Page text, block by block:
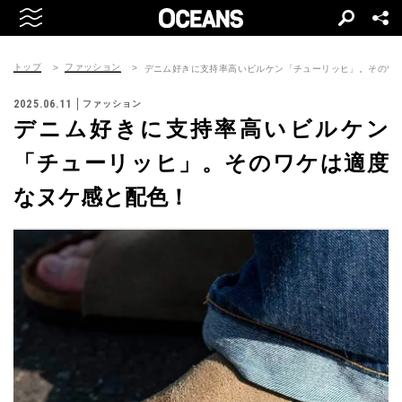
トップ ファッション デニム好きに支持率高いビルケン「チューリッヒ」。そのワ
2025.06.11 ファッション
デニム好きに支持率高いビルケン
「チューリッヒ」。そのワケは適度
なヌケ感と配色！